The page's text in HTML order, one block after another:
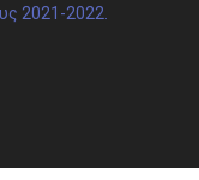
2021-2022.